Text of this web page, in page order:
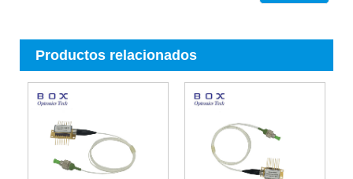
Productos relacionados